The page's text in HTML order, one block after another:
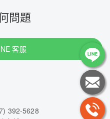
問題
客服
392-5628